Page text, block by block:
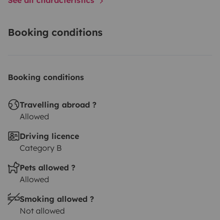
Booking conditions
Booking conditions
Travelling abroad ?
Allowed
Driving licence
Category B
Pets allowed ?
Allowed
Smoking allowed ?
Not allowed